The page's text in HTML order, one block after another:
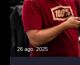
26 ago. 2025